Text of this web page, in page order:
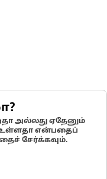
அல்லது ஏதேனும்
உள்ளதா என்பதைப்
சேர்க்கவும்.